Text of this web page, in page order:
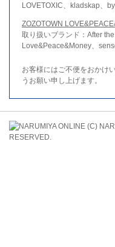
LOVETOXIC、kladskap、
ZOZOTOWN
取り扱いブランド：After
Love&Peace&Money、
お客様にはご不便をおかけ
うお願い申し上げます。